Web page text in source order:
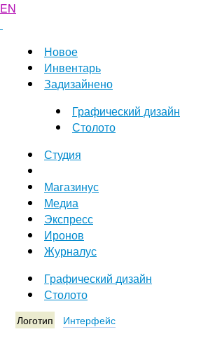
EN
Новое
Инвентарь
Задизайнено
Графический дизайн
Столото
Студия
Магазинус
Медиа
Экспресс
Иронов
Журналус
Графический дизайн
Столото
Логотип Интерфейс